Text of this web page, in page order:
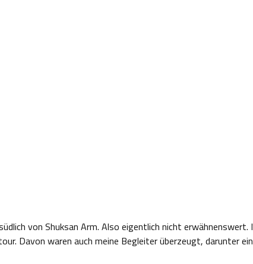
von Shuksan Arm. Also eigentlich nicht
Davon waren auch meine Begleiter überzeugt, darunter